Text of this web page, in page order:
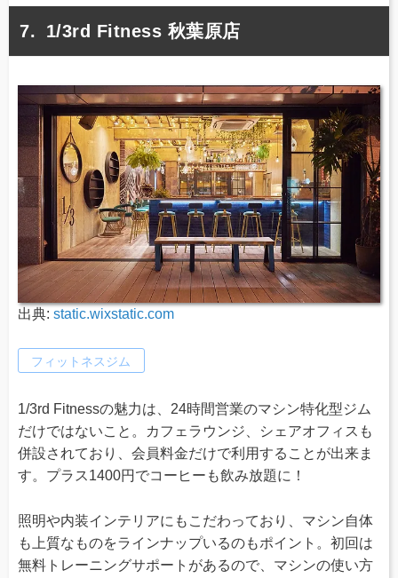
1/3rd Fitness 秋葉原店
出典: static.wixstatic.com
フィットネスジム
1/3rd Fitnessの魅力は、24時間営業のマシン特化型ジム
だけではないこと。カフェラウンジ、シェアオフィスも
併設されており、会員料金だけで利用することが出来ま
す。プラス1400円でコーヒーも飲み放題に！
照明や内装インテリアにもこだわっており、マシン自体
も上質なものをラインナップいるのもポイント。初回は
無料トレーニングサポートがあるので、マシンの使い方